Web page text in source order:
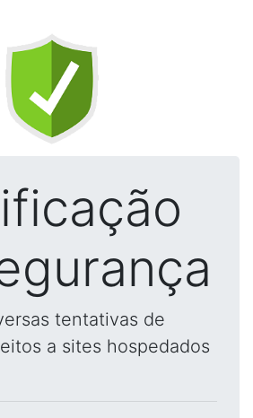
tentativas de
a sites hospedados